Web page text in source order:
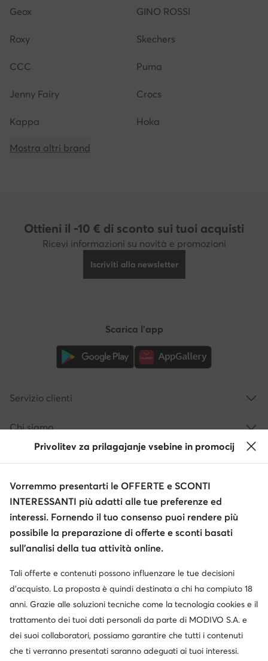
Geox GINO ROSSI
Roxy Skechers
CCC Puma
Jenny Fairy Crocs
Kappa Hoka
Mostra altri brand
Ottieni il -10 € di sconto sui tuoi acquisti
Ricevi informazioni su novità e promozioni
Iscriviti alla newsletter
Cambia paese: Italia (IT)
Scarica l'app
Servizio clienti
Chi siamo
© escarpe.it 2026
Modifica impostazioni
Informativa sulla privacy
Protezione dei dati
Privolitev za prilagajanje vsebine in promocij
Vorremmo presentarti le OFFERTE e SCONTI
INTERESSANTI più adatti alle tue preferenze ed
interessi. Fornendo il tuo consenso puoi rendere più
possibile la preparazione di offerte e sconti basati
sull’analisi della tua attività online.
Tali offerte e contenuti possono influenzare le tue decisioni
d’acquisto. La proposta è quindi destinata a chi ha compiuto 18
anni. Grazie alle soluzioni tecniche come la tecnologia cookies e il
trattamento dei tuoi dati personali da parte di MODIVO S.A. e
dei suoi collaboratori, possiamo garantire che tutti i contenuti
che ti verranno presentati saranno adeguati ai tuoi interessi.